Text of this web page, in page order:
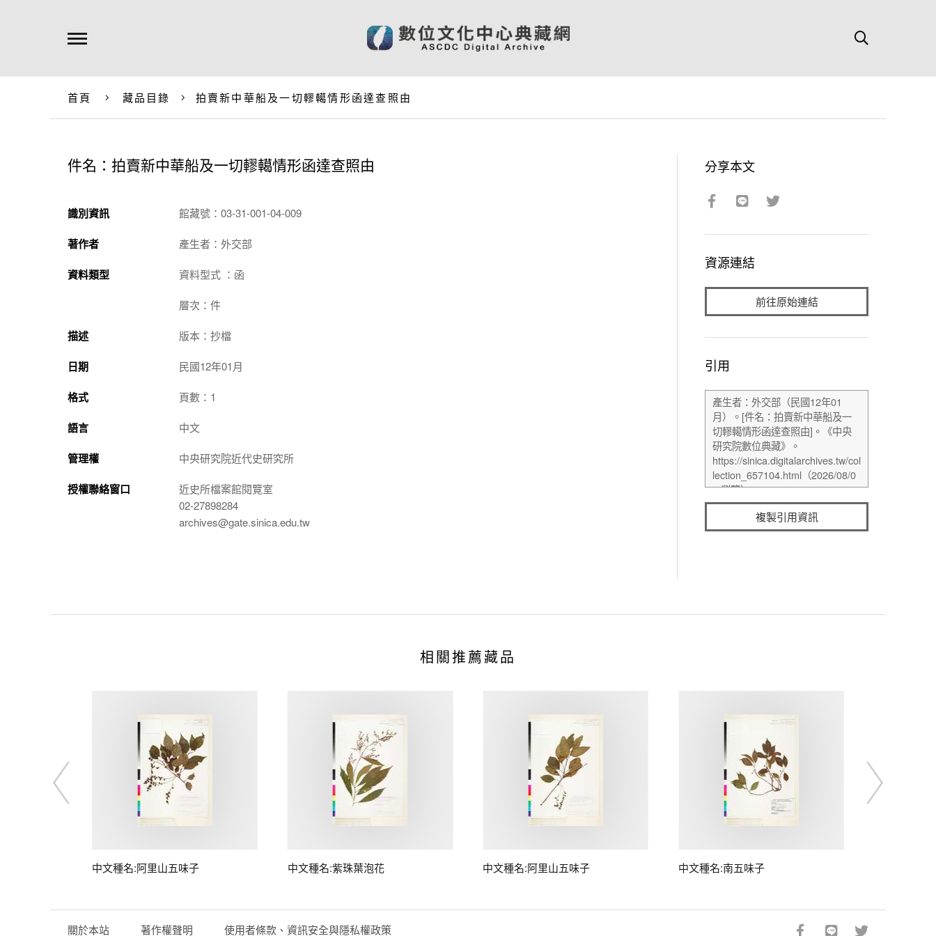
首頁 藏品目錄 拍賣新中華船及一切轇轕情形函達查照由
件名：拍賣新中華船及一切轇轕情形函達查照由
識別資訊 館藏號：03-31-001-04-009
著作者 產生者：外交部
資料類型 資料型式 ：函
層次：件
描述 版本：抄檔
日期 民國12年01月
格式 頁數：1
語言 中文
管理權 中央研究院近代史研究所
授權聯絡窗口
近史所檔案館閱覽室
02-27898284
archives@gate.sinica.edu.tw
分享本文
資源連結
前往原始連結
引用
複製引用資訊
相關推薦藏品
中文種名:阿里山五味子 中文種名:紫珠葉泡花 中文種名:阿里山五味子 中文種名:南五味子
關於本站 著作權聲明 使用者條款、資訊安全與隱私權政策